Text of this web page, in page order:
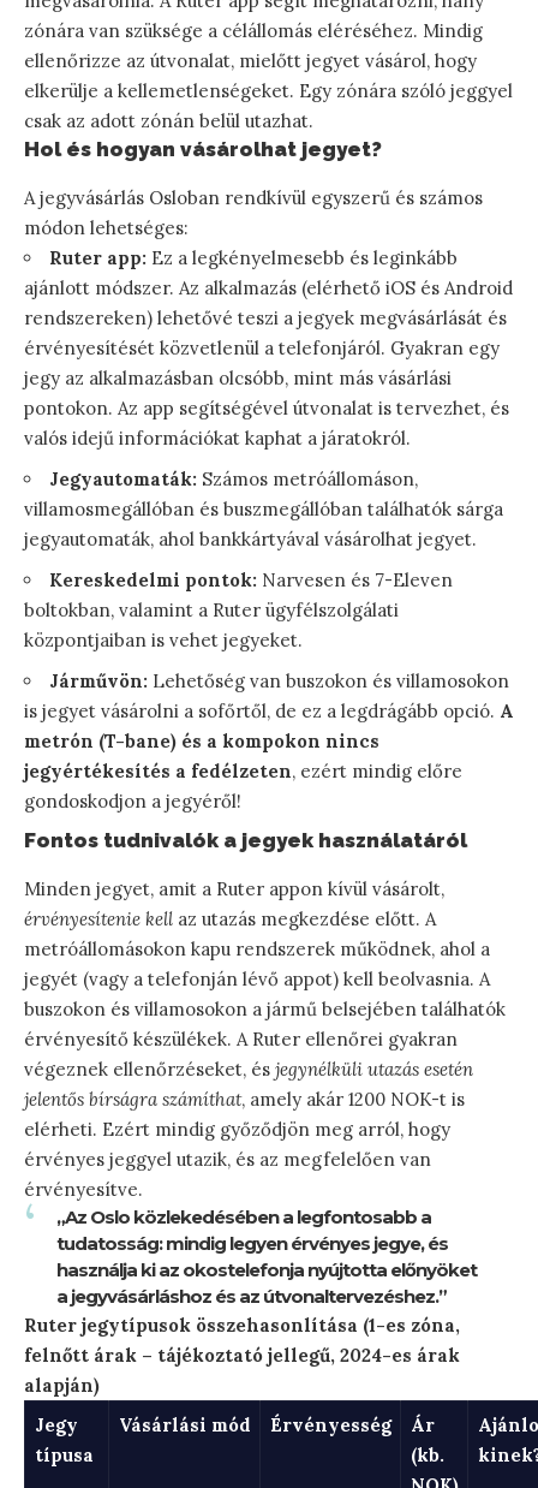
zónára van szüksége a célállomás eléréséhez. Mindig
ellenőrizze az útvonalat, mielőtt jegyet vásárol, hogy
elkerülje a kellemetlenségeket. Egy zónára szóló jeggyel
csak az adott zónán belül utazhat.
Hol és hogyan vásárolhat jegyet?
A jegyvásárlás Osloban rendkívül egyszerű és számos
módon lehetséges:
Ruter app: Ez a legkényelmesebb és leginkább
ajánlott módszer. Az alkalmazás (elérhető iOS és Android
rendszereken) lehetővé teszi a jegyek megvásárlását és
érvényesítését közvetlenül a telefonjáról. Gyakran egy
jegy az alkalmazásban olcsóbb, mint más vásárlási
pontokon. Az app segítségével útvonalat is tervezhet, és
valós idejű információkat kaphat a járatokról.
Jegyautomaták: Számos metróállomáson,
villamosmegállóban és buszmegállóban találhatók sárga
jegyautomaták, ahol bankkártyával vásárolhat jegyet.
Kereskedelmi pontok: Narvesen és 7-Eleven
boltokban, valamint a Ruter ügyfélszolgálati
központjaiban is vehet jegyeket.
Járművön: Lehetőség van buszokon és villamosokon
is jegyet vásárolni a sofőrtől, de ez a legdrágább opció. A
metrón (T-bane) és a kompokon nincs
jegyértékesítés a fedélzeten, ezért mindig előre
gondoskodjon a jegyéről!
Fontos tudnivalók a jegyek használatáról
Minden jegyet, amit a Ruter appon kívül vásárolt,
érvényesítenie kell az utazás megkezdése előtt. A
metróállomásokon kapu rendszerek működnek, ahol a
jegyét (vagy a telefonján lévő appot) kell beolvasnia. A
buszokon és villamosokon a jármű belsejében találhatók
érvényesítő készülékek. A Ruter ellenőrei gyakran
végeznek ellenőrzéseket, és jegynélküli utazás esetén
jelentős bírságra számíthat, amely akár 1200 NOK-t is
elérheti. Ezért mindig győződjön meg arról, hogy
érvényes jeggyel utazik, és az megfelelően van
érvényesítve.
„Az Oslo közlekedésében a legfontosabb a
tudatosság: mindig legyen érvényes jegye, és
használja ki az okostelefonja nyújtotta előnyöket
a jegyvásárláshoz és az útvonaltervezéshez.”
Ruter jegytípusok összehasonlítása (1-es zóna,
felnőtt árak – tájékoztató jellegű, 2024-es árak
alapján)
Jegy
típusa
Vásárlási mód Érvényesség
Ár
(kb.